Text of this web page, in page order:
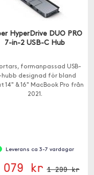
HyperDrive DUO PRO
7-in-2 USB-C Hub
formanpassad USB-
hubb designad för bland
14" & 16" MacBook Pro från
2021.
Leverans ca 3-7 vardagar
079 kr 1 299 kr